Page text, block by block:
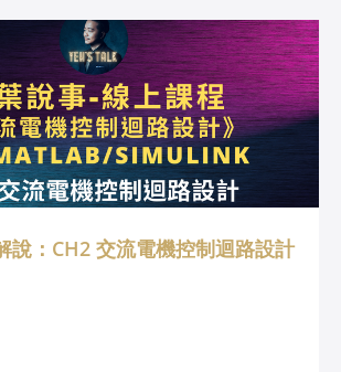
說：CH2 交流電機控制迴路設計